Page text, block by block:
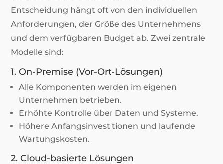
Entscheidung hängt oft von den individuellen
Anforderungen, der Größe des Unternehmens
und dem verfügbaren Budget ab. Zwei zentrale
Modelle sind:
1. On-Premise (Vor-Ort-Lösungen)
Alle Komponenten werden im eigenen
Unternehmen betrieben.
Erhöhte Kontrolle über Daten und Systeme.
Höhere Anfangsinvestitionen und laufende
Wartungskosten.
2. Cloud-basierte Lösungen